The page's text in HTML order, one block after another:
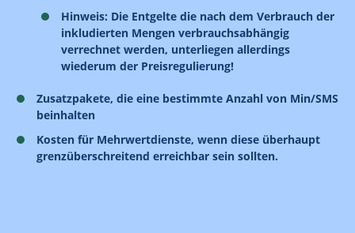
Hinweis: Die Entgelte die nach dem Verbrauch der
inkludierten Mengen verbrauchsabhängig
verrechnet werden, unterliegen allerdings
wiederum der Preisregulierung!
Zusatzpakete, die eine bestimmte Anzahl von Min/SMS
beinhalten
Kosten für Mehrwertdienste, wenn diese überhaupt
grenzüberschreitend erreichbar sein sollten.